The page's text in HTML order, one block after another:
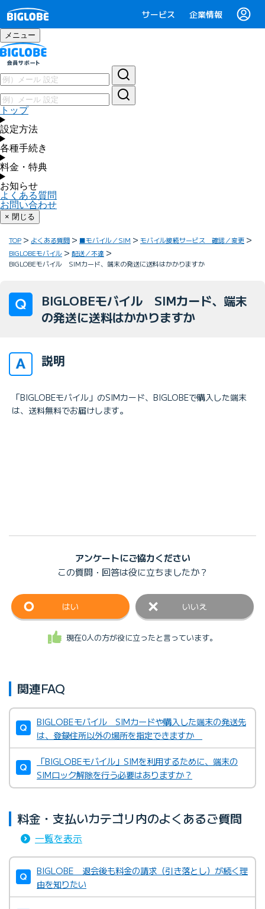
サービス 企業情報
メニュー
トップ
設定方法
各種手続き
料金・特典
お知らせ
よくある質問
お問い合わせ
× 閉じる
TOP よくある質問 ■モバイル／SIM
モバイル接続サービス 確認／変更
BIGLOBEモバイル
配送／不達
BIGLOBEモバイル SIMカード、端末の発送に送料はかかりますか
BIGLOBEモバイル SIMカード、端末
の発送に送料はかかりますか
説明
「BIGLOBEモバイル」のSIMカード、BIGLOBEで購入した端末
は、送料無料でお届けします。
アンケートにご協力ください
この質問・回答は役に立ちましたか？
はい いいえ
現在0人の方が役に立ったと言っています。
関連FAQ
BIGLOBEモバイル SIMカードや購入した端末の発送先
は、登録住所以外の場所を指定できますか
「BIGLOBEモバイル」SIMを利用するために、端末の
SIMロック解除を行う必要はありますか？
料金・支払いカテゴリ内のよくあるご質問
一覧を表示
BIGLOBE 退会後も料金の請求（引き落とし）が続く理
由を知りたい